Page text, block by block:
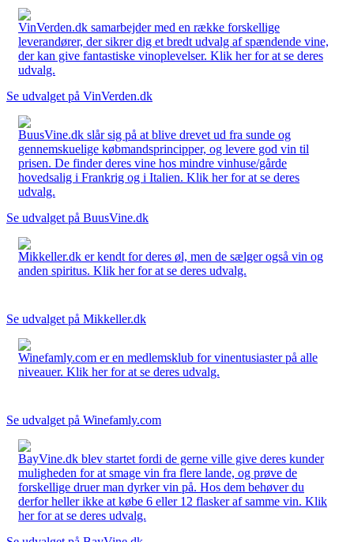
VinVerden.dk samarbejder med en række forskellige
leverandører, der sikrer dig et bredt udvalg af spændende vine,
der kan give fantastiske vinoplevelser. Klik her for at se deres
udvalg.
Se udvalget på VinVerden.dk
BuusVine.dk slår sig på at blive drevet ud fra sunde og
gennemskuelige købmandsprincipper, og levere god vin til
prisen. De finder deres vine hos mindre vinhuse/gårde
hovedsalig i Frankrig og i Italien. Klik her for at se deres
udvalg.
Se udvalget på BuusVine.dk
Mikkeller.dk er kendt for deres øl, men de sælger også vin og
anden spiritus. Klik her for at se deres udvalg.
Se udvalget på Mikkeller.dk
Winefamly.com er en medlemsklub for vinentusiaster på alle
niveauer. Klik her for at se deres udvalg.
Se udvalget på Winefamly.com
BayVine.dk blev startet fordi de gerne ville give deres kunder
muligheden for at smage vin fra flere lande, og prøve de
forskellige druer man dyrker vin på. Hos dem behøver du
derfor heller ikke at købe 6 eller 12 flasker af samme vin. Klik
her for at se deres udvalg.